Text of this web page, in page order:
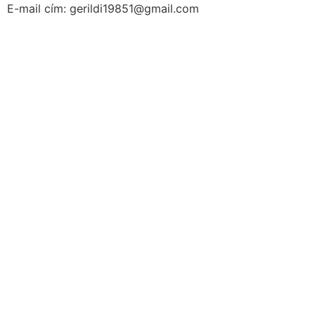
E-mail cím: gerildi19851@gmail.com